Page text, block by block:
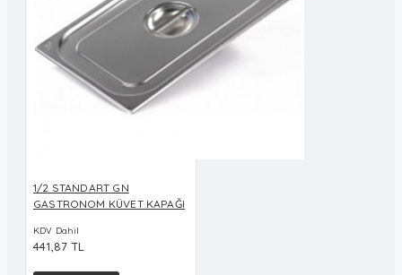
1/2 STANDART GN
GASTRONOM KÜVET KAPAĞI
KDV Dahil
441,87 TL